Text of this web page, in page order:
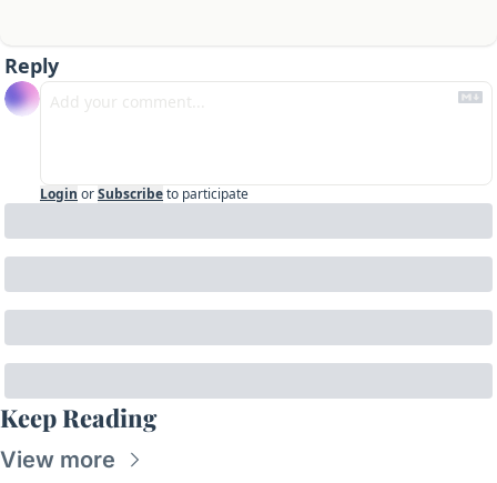
Reply
Login orSubscribeto participate
Keep Reading
View more